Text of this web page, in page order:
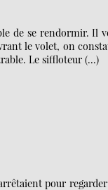
de se rendormir. Il
le volet, on
Le siffloteur (…)
pour